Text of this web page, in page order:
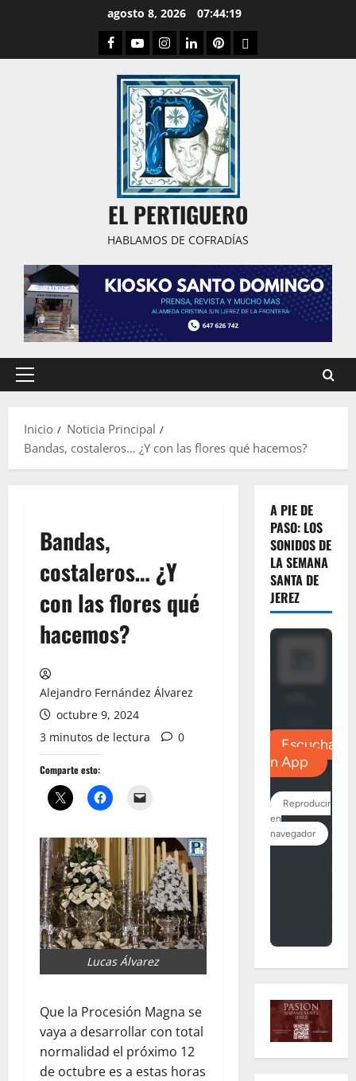
agosto 8, 2026 07:44:20
Facebook
YoutubeInstagram
LinkedPinterestDribbble
EL PERTIGUERO
HABLAMOS DE COFRADÍAS
Menú
Inicio
Noticia Principal
Bandas, costaleros… ¿Y con las flores qué hacemos?
Bandas,
costaleros… ¿Y
con las flores qué
hacemos?
Alejandro Fernández Álvarez
octubre 9, 2024
3 minutos de lectura
0
Comparte esto:
Lucas Álvarez
Que la Procesión Magna se
vaya a desarrollar con total
normalidad el próximo 12
de octubre es a estas horas
A PIE DE
PASO: LOS
SONIDOS DE
LA SEMANA
SANTA DE
JEREZ